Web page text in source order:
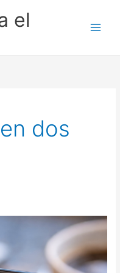
el
dos